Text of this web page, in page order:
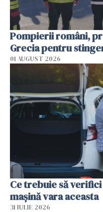
Pompierii români,
Grecia pentru
01 AUGUST 2026
Ce trebuie să
mașină vara aceasta
31 IULIE 2026